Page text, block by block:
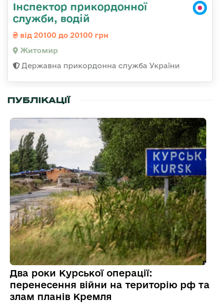
Інспектор прикордонної
служби, водій
від 20100 до 20100 грн
Житомир
Державна прикордонна служба України
ПУБЛІКАЦІЇ
Два роки Курської операції:
перенесення війни на територію рф та
злам планів Кремля